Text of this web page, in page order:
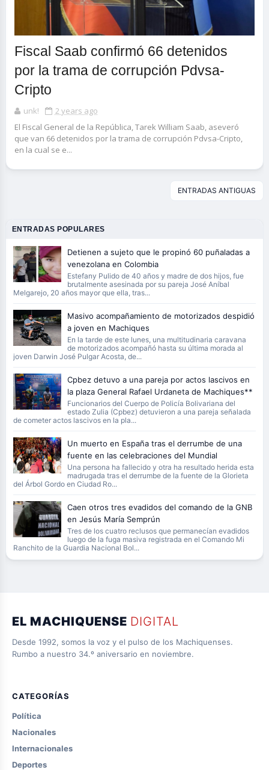
Fiscal Saab confirmó 66 detenidos
por la trama de corrupción Pdvsa-
Cripto
unk!
2 years ago
El Fiscal General de la República, Tarek William Saab, aseveró
que van 66 detenidos por la trama de corrupción Pdvsa-Cripto,
en la cual se e...
ENTRADAS ANTIGUAS
ENTRADAS POPULARES
Detienen a sujeto que le propinó 60 puñaladas a
venezolana en Colombia
Estefany Pulido de 40 años y madre de dos hijos, fue
brutalmente asesinada por su pareja José Aníbal
Melgarejo, 20 años mayor que ella, tras...
Masivo acompañamiento de motorizados despidió
a joven en Machiques
En la tarde de este lunes, una multitudinaria caravana
de motorizados acompañó hasta su última morada al
joven Darwin José Pulgar Acosta, de...
Cpbez detuvo a una pareja por actos lascivos en
la plaza General Rafael Urdaneta de Machiques**
Funcionarios del Cuerpo de Policía Bolivariana del
estado Zulia (Cpbez) detuvieron a una pareja señalada
de cometer actos lascivos en la pla...
Un muerto en España tras el derrumbe de una
fuente en las celebraciones del Mundial
Una persona ha fallecido y otra ha resultado herida esta
madrugada tras el derrumbe de la fuente de la Glorieta
del Árbol Gordo en Ciudad Ro...
Caen otros tres evadidos del comando de la GNB
en Jesús María Semprún
Tres de los cuatro reclusos que permanecían evadidos
luego de la fuga masiva registrada en el Comando Mi
Ranchito de la Guardia Nacional Bol...
EL MACHIQUENSE DIGITAL
Desde 1992, somos la voz y el pulso de los Machiquenses.
Rumbo a nuestro 34.º aniversario en noviembre.
CATEGORÍAS
Política
Nacionales
Internacionales
Deportes